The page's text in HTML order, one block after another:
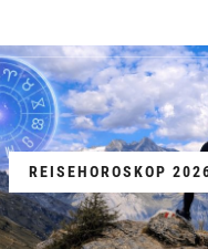
REISEHOROSKOP